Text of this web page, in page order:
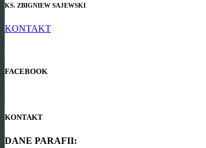
KS. ZBIGNIEW SAJEWSKI
KONTAKT
FACEBOOK
KONTAKT
DANE PARAFII: